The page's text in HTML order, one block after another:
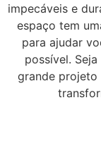
impecáveis e
espaço tem
para ajudar
possível.
grande projeto